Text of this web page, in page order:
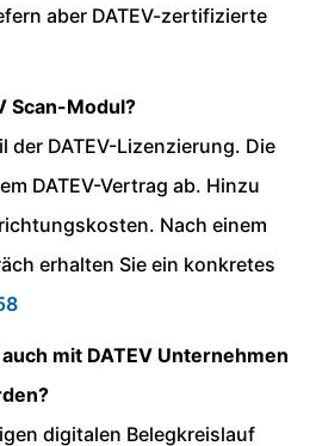
aber DATEV-zertifizierte
Scan-Modul?
der DATEV-Lizenzierung. Die
DATEV-Vertrag ab. Hinzu
Nach einem
erhalten Sie ein konkretes
mit DATEV Unternehmen
digitalen Belegkreislauf